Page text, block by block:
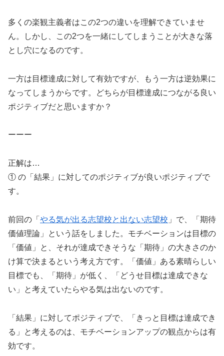
多くの楽観主義者はこの2つの違いを理解できていませ
ん。しかし、この2つを一緒にしてしまうことが大きな落
とし穴になるのです。
一方は目標達成に対して有効ですが、もう一方は逆効果に
なってしまうからです。どちらが目標達成につながる良い
ポジティブだと思いますか？
ーーー
正解は…
① の「結果」に対してのポジティブが良いポジティブで
す。
前回の「 やる気が出る志望校と出ない志望校 」で、「期待
価値理論」という話をしました。モチベーションは目標の
「価値」と、それが達成できそうな「期待」の大きさのか
け算で決まるという考え方です。「価値」ある素晴らしい
目標でも、「期待」が低く、「どうせ目標は達成できな
い」と考えていたらやる気は出ないのです。
「結果」に対してポジティブで、「きっと目標は達成でき
る」と考えるのは、モチベーションアップの観点からは有
効です。